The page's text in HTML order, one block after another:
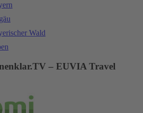
Wald
– EUVIA Travel